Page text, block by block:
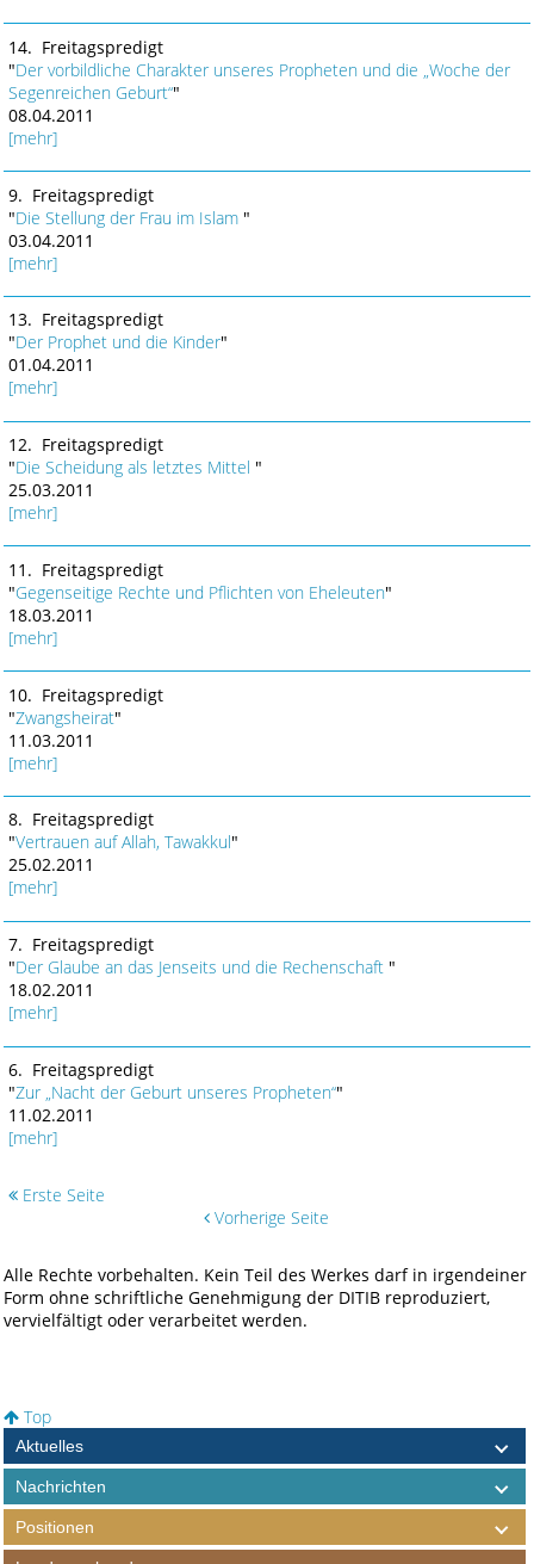
14. Freitagspredigt
"Der vorbildliche Charakter unseres Propheten und die „Woche der
Segenreichen Geburt“"
08.04.2011
[mehr]
9. Freitagspredigt
"Die Stellung der Frau im Islam "
03.04.2011
[mehr]
13. Freitagspredigt
"Der Prophet und die Kinder"
01.04.2011
[mehr]
12. Freitagspredigt
"Die Scheidung als letztes Mittel "
25.03.2011
[mehr]
11. Freitagspredigt
"Gegenseitige Rechte und Pflichten von Eheleuten"
18.03.2011
[mehr]
10. Freitagspredigt
"Zwangsheirat"
11.03.2011
[mehr]
8. Freitagspredigt
"Vertrauen auf Allah, Tawakkul"
25.02.2011
[mehr]
7. Freitagspredigt
"Der Glaube an das Jenseits und die Rechenschaft "
18.02.2011
[mehr]
6. Freitagspredigt
"Zur „Nacht der Geburt unseres Propheten“"
11.02.2011
[mehr]
Erste Seite
Vorherige Seite
Alle Rechte vorbehalten. Kein Teil des Werkes darf in irgendeiner
Form ohne schriftliche Genehmigung der DITIB reproduziert,
vervielfältigt oder verarbeitet werden.
Top
Aktuelles
Nachrichten
Positionen